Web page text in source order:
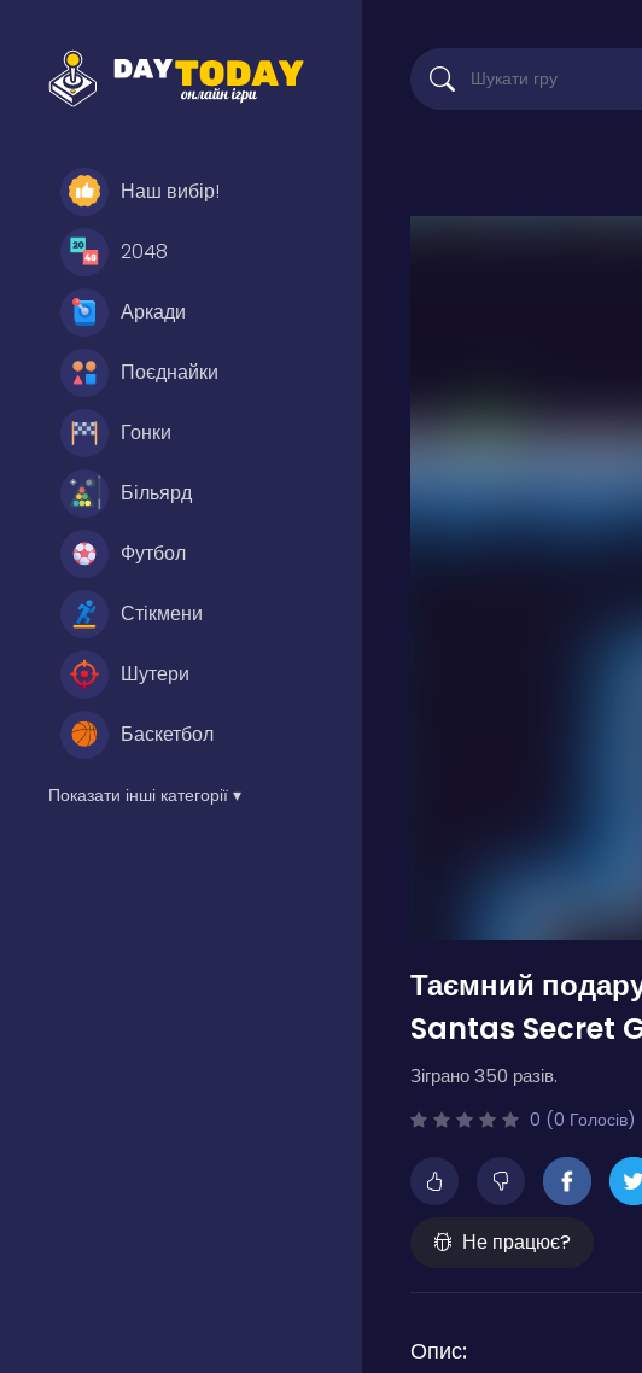
Наш вибір!
2048
Аркади
Поєднайки
Гонки
Більярд
Футбол
Стікмени
Шутери
Баскетбол
Показати інші категорії ▾
Таємний
Santas Secret
Зіграно 350 разів.
0 (0 Голосів)
Не працює?
Опис: